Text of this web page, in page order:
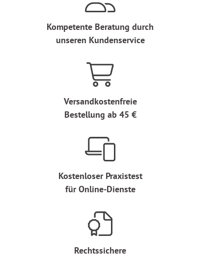
Kompetente Beratung durch
unseren Kundenservice
Versandkostenfreie
Bestellung ab 45 €
Kostenloser Praxistest
für Online-Dienste
Rechtssichere